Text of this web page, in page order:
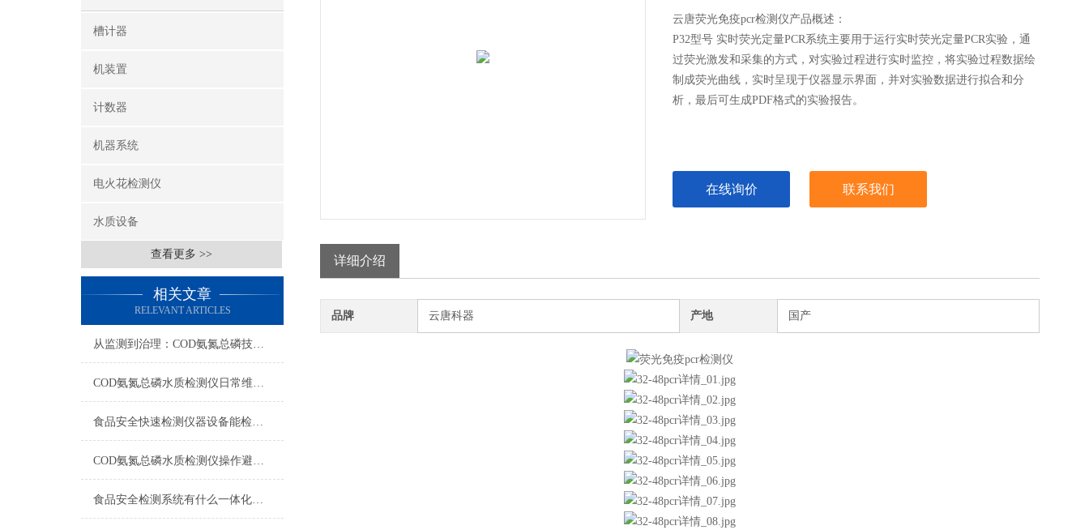
槽计器
机装置
计数器
机器系统
电火花检测仪
水质设备
查看更多 >>
相关文章
RELEVANT ARTICLES
从监测到治理：COD氨氮总磷技术的双领域实战解析
COD氨氮总磷水质检测仪日常维护与试剂管理，降低故障率就靠这几招
食品安全快速检测仪器设备能检什么？一张表说清适用范围
COD氨氮总磷水质检测仪操作避坑指南：这几个步骤直接影响数据准确性
食品安全检测系统有什么一体化配置·2023仪器仪表推荐·山东云唐
云唐荧光免疫pcr检测仪产品概述：
P32型号 实时荧光定量PCR系统主要用于运行实时荧光定量PCR实验，通
过荧光激发和采集的方式，对实验过程进行实时监控，将实验过程数据绘
制成荧光曲线，实时呈现于仪器显示界面，并对实验数据进行拟合和分
析，最后可生成PDF格式的实验报告。
在线询价 联系我们
详细介绍
品牌 云唐科器 产地 国产